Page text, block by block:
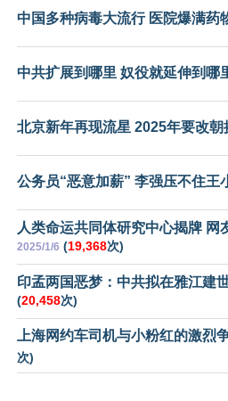
中国多种病毒大流行 医院爆满药
中共扩展到哪里 奴役就延伸到哪
北京新年再现流星 2025年要改朝
公务员“恶意加薪” 李强压不住王
人类命运共同体研究中心揭牌 网
2025/1/6 (19,368次)
印孟两国恶梦：中共拟在雅江建
(20,458次)
上海网约车司机与小粉红的激烈
次)